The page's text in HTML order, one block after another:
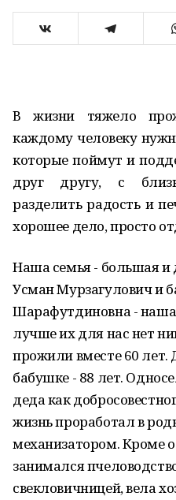
В жизни тяжело
каждому человеку
которые поймут и
друг другу, с
разделить радость и
хорошее дело, просто
Наша семья - большая
Усман Мурзагулович и
Шарафутдиновна - наша
лучше их для нас нет
прожили вместе 60
бабушке - 88 лет.
деда как
жизнь проработал в
механизатором. Кроме
занимался
свекловичницей, вела